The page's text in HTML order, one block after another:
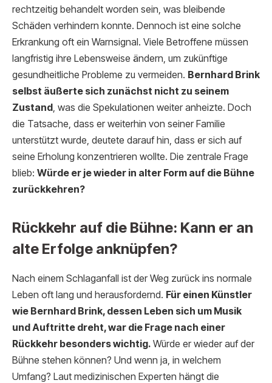
rechtzeitig behandelt worden sein, was bleibende
Schäden verhindern konnte. Dennoch ist eine solche
Erkrankung oft ein Warnsignal. Viele Betroffene müssen
langfristig ihre Lebensweise ändern, um zukünftige
gesundheitliche Probleme zu vermeiden. Bernhard Brink
selbst äußerte sich zunächst nicht zu seinem
Zustand , was die Spekulationen weiter anheizte. Doch
die Tatsache, dass er weiterhin von seiner Familie
unterstützt wurde, deutete darauf hin, dass er sich auf
seine Erholung konzentrieren wollte. Die zentrale Frage
blieb: Würde er je wieder in alter Form auf die Bühne
zurückkehren?
Rückkehr auf die Bühne: Kann er an
alte Erfolge anknüpfen?
Nach einem Schlaganfall ist der Weg zurück ins normale
Leben oft lang und herausfordernd. Für einen Künstler
wie Bernhard Brink, dessen Leben sich um Musik
und Auftritte dreht, war die Frage nach einer
Rückkehr besonders wichtig. Würde er wieder auf der
Bühne stehen können? Und wenn ja, in welchem
Umfang? Laut medizinischen Experten hängt die